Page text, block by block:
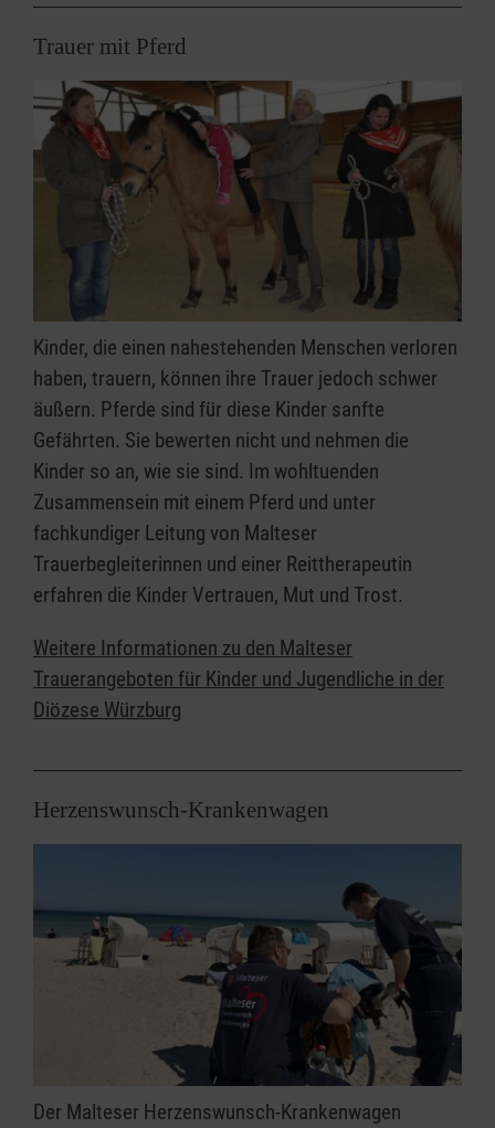
Trauer mit Pferd
Kinder, die einen nahestehenden Menschen verloren
haben, trauern, können ihre Trauer jedoch schwer
äußern. Pferde sind für diese Kinder sanfte
Gefährten. Sie bewerten nicht und nehmen die
Kinder so an, wie sie sind. Im wohltuenden
Zusammensein mit einem Pferd und unter
fachkundiger Leitung von Malteser
Trauerbegleiterinnen und einer Reittherapeutin
erfahren die Kinder Vertrauen, Mut und Trost.
Weitere Informationen zu den Malteser
Trauerangeboten für Kinder und Jugendliche in der
Diözese Würzburg
Herzenswunsch-Krankenwagen
Der Malteser Herzenswunsch-Krankenwagen